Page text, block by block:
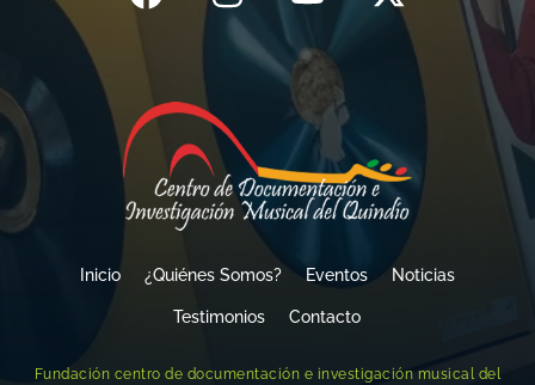
Inicio ¿Quiénes Somos? Eventos Noticias
Testimonios Contacto
Fundación centro de documentación e investigación musical del